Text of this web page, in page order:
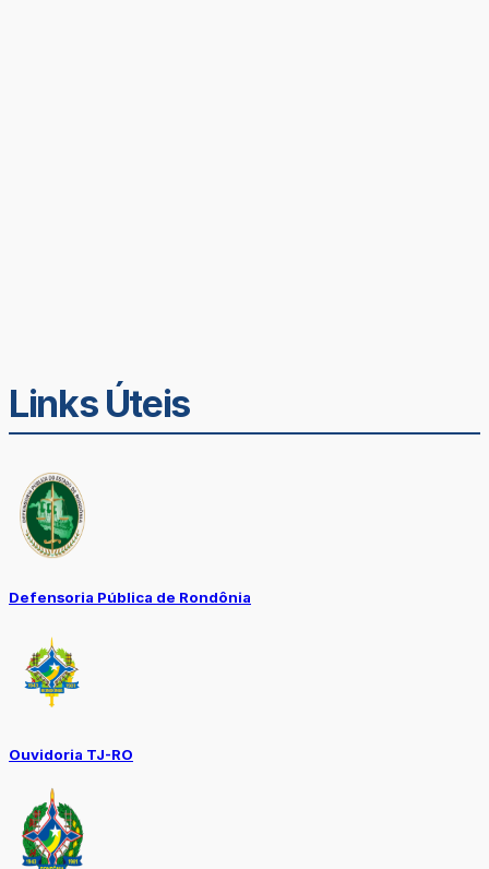
Links Úteis
Defensoria Pública de Rondônia
Ouvidoria TJ-RO